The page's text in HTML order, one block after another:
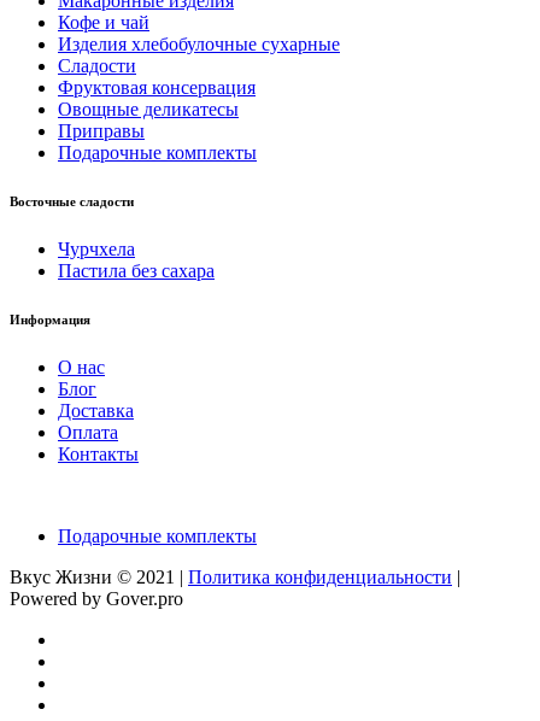
Кофе и чай
Изделия хлебобулочные сухарные
Сладости
Фруктовая консервация
Овощные деликатесы
Приправы
Подарочные комплекты
Восточные сладости
Чурчхела
Пастила без сахара
Информация
О нас
Блог
Доставка
Оплата
Контакты
Подарочные комплекты
Вкус Жизни © 2021 | Политика конфиденциальности |
Powered by Gover.pro